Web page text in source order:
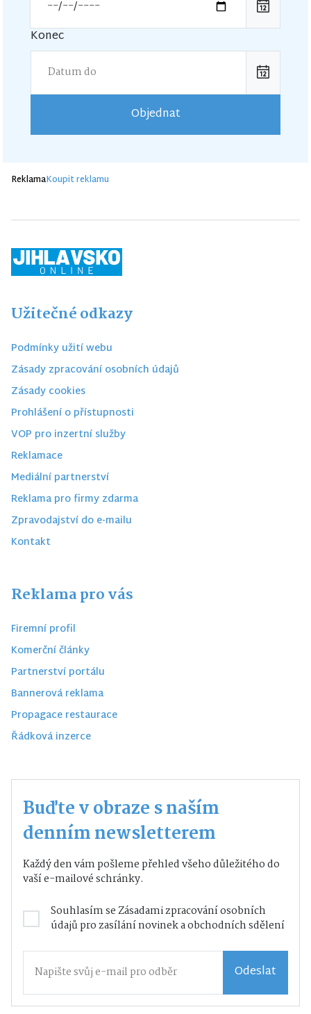
Konec
Objednat
ReklamaKoupit reklamu
Užitečné odkazy
Podmínky užití webu
Zásady zpracování osobních údajů
Zásady cookies
Prohlášení o přístupnosti
VOP pro inzertní služby
Reklamace
Mediální partnerství
Reklama pro firmy zdarma
Zpravodajství do e-mailu
Kontakt
Reklama pro vás
Firemní profil
Komerční články
Partnerství portálu
Bannerová reklama
Propagace restaurace
Řádková inzerce
Buďte v obraze s naším
denním newsletterem
Každý den vám pošleme přehled všeho důležitého do
vaší e-mailové schránky.
Souhlasím seZásadami zpracování osobních
údajůpro zasílání novinek a obchodních sdělení
Odeslat